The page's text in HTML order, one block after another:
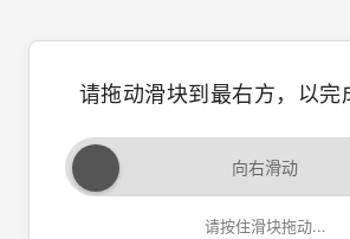
请拖动滑块到最右方，以完
向右滑动
请按住滑块拖动...